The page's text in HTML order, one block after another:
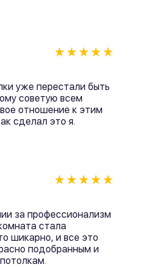
уже перестали быть
советую всем
отношение к этим
сделал это я.
за профессионализм
стала
шикарно, и все это
подобранным и